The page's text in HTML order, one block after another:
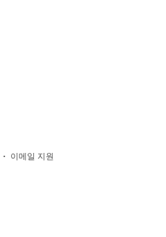
· 이메일 지원